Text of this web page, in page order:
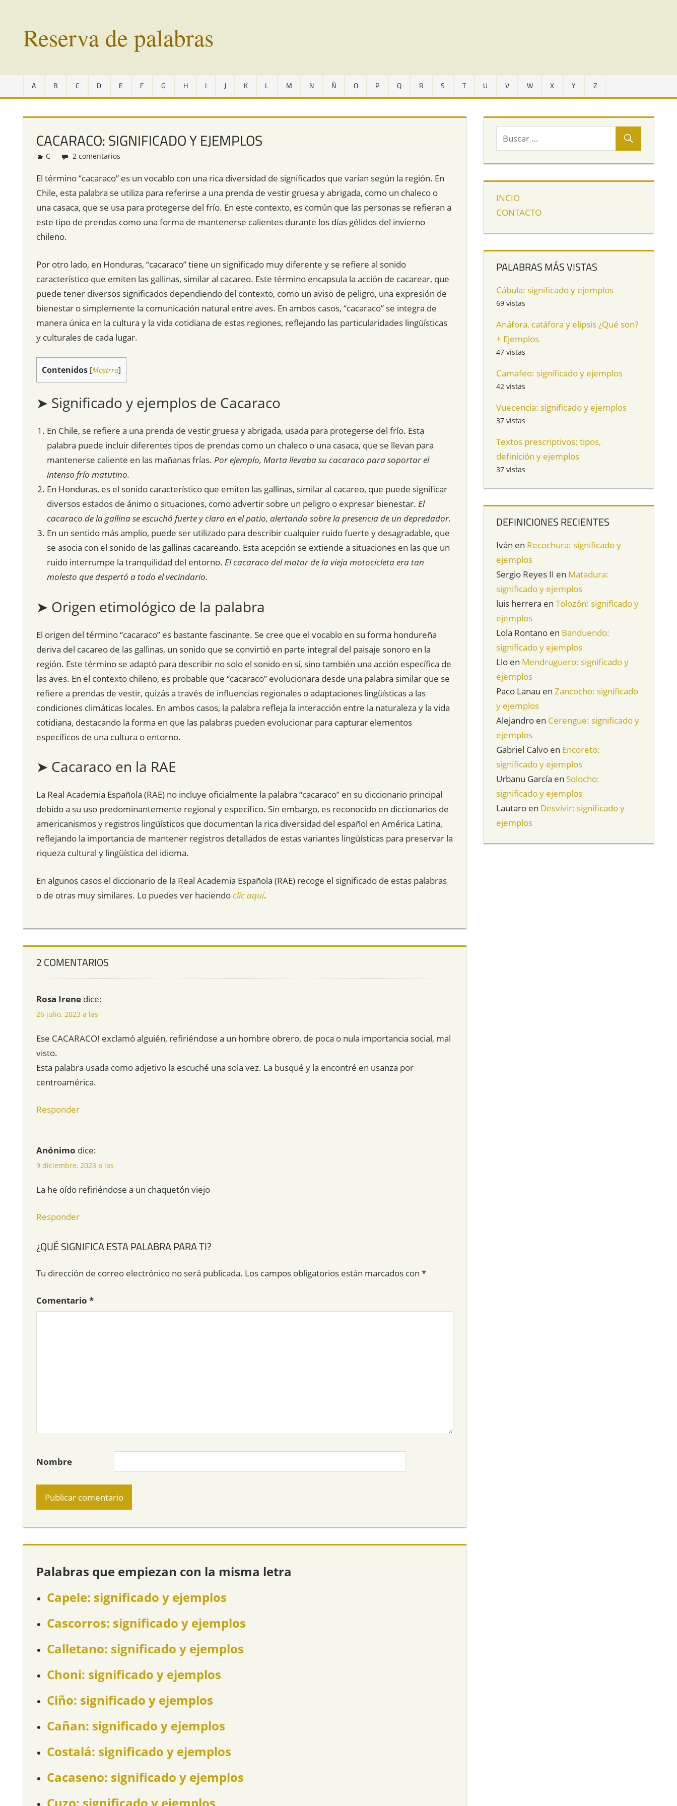
contenidoReserva de palabras
en
vías
extinción
todo
A B C D E F G H I J K L M N Ñ O P Q R S T U V W X Y Z
CACARACO: SIGNIFICADO Y EJEMPLOS
Redacción
C 2 comentarios
El término “cacaraco” es un vocablo con una rica diversidad de significados que varían según la región. En
Chile, esta palabra se utiliza para referirse a una prenda de vestir gruesa y abrigada, como un chaleco o
una casaca, que se usa para protegerse del frío. En este contexto, es común que las personas se refieran a
este tipo de prendas como una forma de mantenerse calientes durante los días gélidos del invierno
chileno.
Por otro lado, en Honduras, “cacaraco” tiene un significado muy diferente y se refiere al sonido
característico que emiten las gallinas, similar al cacareo. Este término encapsula la acción de cacarear, que
puede tener diversos significados dependiendo del contexto, como un aviso de peligro, una expresión de
bienestar o simplemente la comunicación natural entre aves. En ambos casos, “cacaraco” se integra de
manera única en la cultura y la vida cotidiana de estas regiones, reflejando las particularidades lingüísticas
y culturales de cada lugar.
Contenidos [Mostrra]
➤ Significado y ejemplos de Cacaraco
En Chile, se refiere a una prenda de vestir gruesa y abrigada, usada para protegerse del frío. Esta
palabra puede incluir diferentes tipos de prendas como un chaleco o una casaca, que se llevan para
mantenerse caliente en las mañanas frías. Por ejemplo, Marta llevaba su cacaraco para soportar el
intenso frío matutino.
En Honduras, es el sonido característico que emiten las gallinas, similar al cacareo, que puede significar
diversos estados de ánimo o situaciones, como advertir sobre un peligro o expresar bienestar. El
cacaraco de la gallina se escuchó fuerte y claro en el patio, alertando sobre la presencia de un depredador.
En un sentido más amplio, puede ser utilizado para describir cualquier ruido fuerte y desagradable, que
se asocia con el sonido de las gallinas cacareando. Esta acepción se extiende a situaciones en las que un
ruido interrumpe la tranquilidad del entorno. El cacaraco del motor de la vieja motocicleta era tan
molesto que despertó a todo el vecindario.
➤ Origen etimológico de la palabra
El origen del término “cacaraco” es bastante fascinante. Se cree que el vocablo en su forma hondureña
deriva del cacareo de las gallinas, un sonido que se convirtió en parte integral del paisaje sonoro en la
región. Este término se adaptó para describir no solo el sonido en sí, sino también una acción específica de
las aves. En el contexto chileno, es probable que “cacaraco” evolucionara desde una palabra similar que se
refiere a prendas de vestir, quizás a través de influencias regionales o adaptaciones lingüísticas a las
condiciones climáticas locales. En ambos casos, la palabra refleja la interacción entre la naturaleza y la vida
cotidiana, destacando la forma en que las palabras pueden evolucionar para capturar elementos
específicos de una cultura o entorno.
➤ Cacaraco en la RAE
La Real Academia Española (RAE) no incluye oficialmente la palabra “cacaraco” en su diccionario principal
debido a su uso predominantemente regional y específico. Sin embargo, es reconocido en diccionarios de
americanismos y registros lingüísticos que documentan la rica diversidad del español en América Latina,
reflejando la importancia de mantener registros detallados de estas variantes lingüísticas para preservar la
riqueza cultural y lingüística del idioma.
En algunos casos el diccionario de la Real Academia Española (RAE) recoge el significado de estas palabras
o de otras muy similares. Lo puedes ver haciendoclic aquí.
2 COMENTARIOS
Rosa Irene dice:
26 julio, 2023 a las
Ese CACARACO! exclamó alguién, refiriéndose a un hombre obrero, de poca o nula importancia social, mal
visto.
Esta palabra usada como adjetivo la escuché una sola vez. La busqué y la encontré en usanza por
centroamérica.
Responder
Anónimo dice:
9 diciembre, 2023 a las
La he oído refiriéndose a un chaquetón viejo
Responder
¿QUÉ SIGNIFICA ESTA PALABRA PARA TI?
Tu dirección de correo electrónico no será publicada. Los campos obligatorios están marcados con *
Comentario *
Nombre
Palabras que empiezan con la misma letra
Capele: significado y ejemplos
Cascorros: significado y ejemplos
Calletano: significado y ejemplos
Choni: significado y ejemplos
Ciño: significado y ejemplos
Cañan: significado y ejemplos
Costalá: significado y ejemplos
Cacaseno: significado y ejemplos
Cuzo: significado y ejemplos
INCIO
CONTACTO
PALABRAS MÁS VISTAS
Cábula: significado y ejemplos
69 vistas
Anáfora, catáfora y elipsis ¿Qué son?
+ Ejemplos
47 vistas
Camafeo: significado y ejemplos
42 vistas
Vuecencia: significado y ejemplos
37 vistas
Textos prescriptivos: tipos,
definición y ejemplos
37 vistas
DEFINICIONES RECIENTES
Iván en Recochura: significado y
ejemplos
Sergio Reyes II en Matadura:
significado y ejemplos
luis herrera enTolozón: significado y
ejemplos
Lola Rontano en Banduendo:
significado y ejemplos
Llo en Mendruguero: significado y
ejemplos
Paco Lanau enZancocho: significado
y ejemplos
Alejandro en Cerengue: significado y
ejemplos
Gabriel Calvo en Encoreto:
significado y ejemplos
Urbanu García enSolocho:
significado y ejemplos
Lautaro en Desvivir: significado y
ejemplos